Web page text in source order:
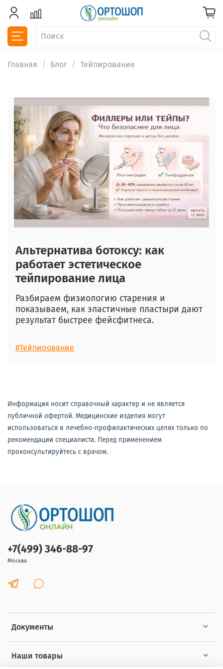
Главная Блог Тейпирование
Альтернатива ботоксу: как
работает эстетическое
тейпирование лица
Разбираем физиологию старения и
показываем, как эластичные пластыри дают
результат быстрее фейсфитнеса.
#Тейпирование
Информация носит справочный характер и не является
публичной офертой. Медицинские изделия могут
использоваться в лечебно-профилактических целях только по
рекомендации специалиста. Перед применением
проконсультируйтесь с врачом.
Документы
Наши товары
+7(499) 346-88-97
Москва